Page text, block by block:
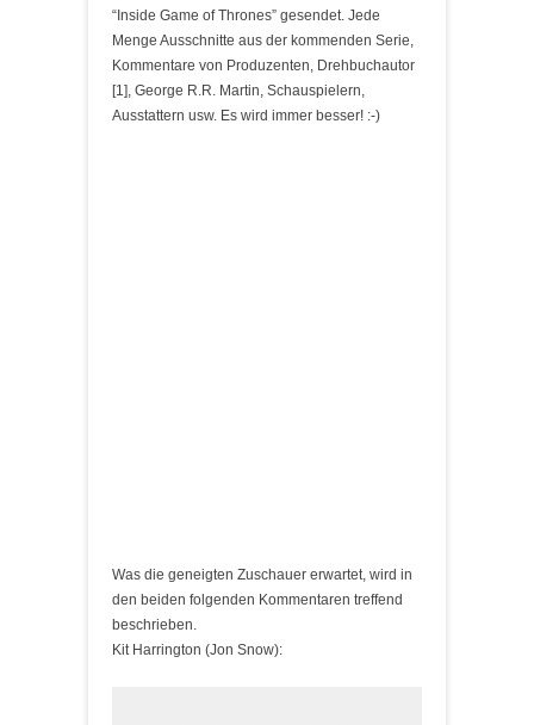
“Inside Game of Thrones” gesendet. Jede
Menge Ausschnitte aus der kommenden Serie,
Kommentare von Produzenten, Drehbuchautor
[1], George R.R. Martin, Schauspielern,
Ausstattern usw. Es wird immer besser! :-)
Was die geneigten Zuschauer erwartet, wird in
den beiden folgenden Kommentaren treffend
beschrieben.
Kit Harrington (Jon Snow):